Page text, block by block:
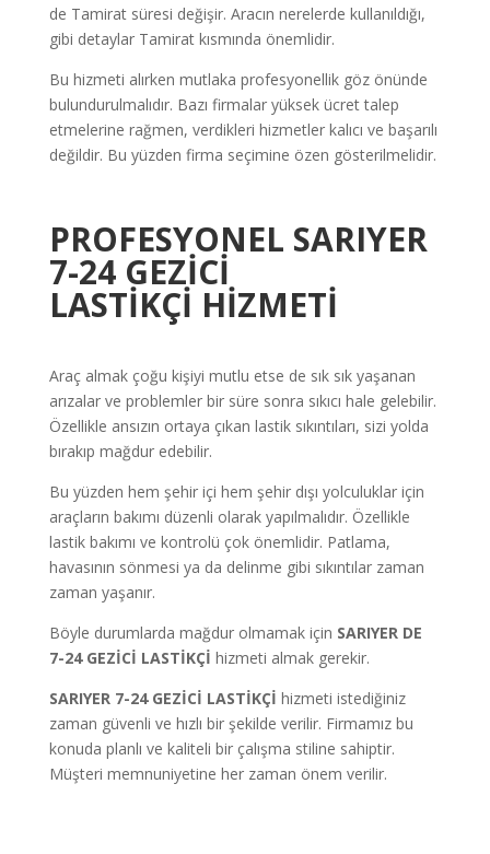
de Tamirat süresi değişir. Aracın nerelerde kullanıldığı,
gibi detaylar Tamirat kısmında önemlidir.
Bu hizmeti alırken mutlaka profesyonellik göz önünde
bulundurulmalıdır. Bazı firmalar yüksek ücret talep
etmelerine rağmen, verdikleri hizmetler kalıcı ve başarılı
değildir. Bu yüzden firma seçimine özen gösterilmelidir.
PROFESYONEL SARIYER
7-24 GEZİCİ
LASTİKÇİ HİZMETİ
Araç almak çoğu kişiyi mutlu etse de sık sık yaşanan
arızalar ve problemler bir süre sonra sıkıcı hale gelebilir.
Özellikle ansızın ortaya çıkan lastik sıkıntıları, sizi yolda
bırakıp mağdur edebilir.
Bu yüzden hem şehir içi hem şehir dışı yolculuklar için
araçların bakımı düzenli olarak yapılmalıdır. Özellikle
lastik bakımı ve kontrolü çok önemlidir. Patlama,
havasının sönmesi ya da delinme gibi sıkıntılar zaman
zaman yaşanır.
Böyle durumlarda mağdur olmamak için SARIYER DE
7-24 GEZİCİ LASTİKÇİ hizmeti almak gerekir.
SARIYER 7-24 GEZİCİ LASTİKÇİ hizmeti istediğiniz
zaman güvenli ve hızlı bir şekilde verilir. Firmamız bu
konuda planlı ve kaliteli bir çalışma stiline sahiptir.
Müşteri memnuniyetine her zaman önem verilir.